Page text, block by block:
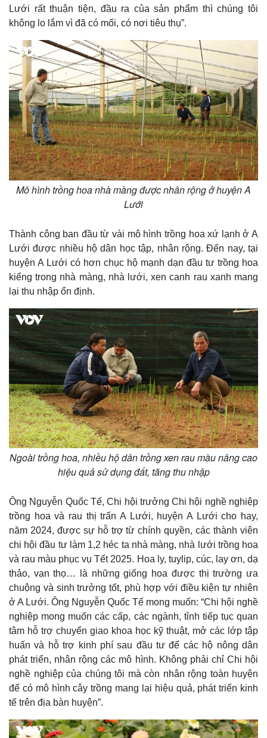
Quan sát
Cuộc sống đó đây
Hồ sơ
Video
Ảnh
E-Magazine
Infographic
Kinh tế
Bất động sản
Thị trường
Giá vàng
Tiêu dùng
Chứng khoán
Giá cà phê
Lưới rất thuận tiện, đầu ra của sản phẩm thì chúng tôi
không lo lắm vì đã có mối, có nơi tiêu thụ”.
Mô hình trồng hoa nhà màng được nhân rộng ở huyện A
Lưới
Thành công ban đầu từ vài mô hình trồng hoa xứ lạnh ở A
Lưới được nhiều hộ dân học tập, nhân rộng. Đến nay, tại
huyện A Lưới có hơn chục hộ mạnh dạn đầu tư trồng hoa
kiểng trong nhà màng, nhà lưới, xen canh rau xanh mang
lại thu nhập ổn định.
Ngoài trồng hoa, nhiều hộ dân trồng xen rau màu nâng cao
hiệu quả sử dụng đất, tăng thu nhập
Ông Nguyễn Quốc Tế, Chi hội trưởng Chi hội nghề nghiệp
trồng hoa và rau thị trấn A Lưới, huyện A Lưới cho hay,
năm 2024, được sự hỗ trợ từ chính quyền, các thành viên
chi hội đầu tư làm 1,2 héc ta nhà màng, nhà lưới trồng hoa
và rau màu phục vụ Tết 2025. Hoa ly, tuylip, cúc, lay ơn, dạ
thảo, vạn thọ… là những giống hoa được thị trường ưa
chuộng và sinh trưởng tốt, phù hợp với điều kiện tự nhiên
ở A Lưới. Ông Nguyễn Quốc Tế mong muốn: “Chi hội nghề
nghiệp mong muốn các cấp, các ngành, tỉnh tiếp tục quan
tâm hỗ trợ chuyển giao khoa học kỹ thuật, mở các lớp tập
huấn và hỗ trợ kinh phí sau đầu tư để các hộ nông dân
phát triển, nhân rộng các mô hình. Không phải chỉ Chi hội
nghề nghiệp của chúng tôi mà còn nhân rộng toàn huyện
để có mô hình cây trồng mang lại hiệu quả, phát triển kinh
tế trên địa bàn huyện”.